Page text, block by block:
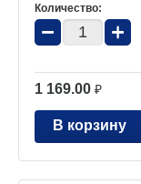
Количество:
− +
1 169.00 ₽
В корзину